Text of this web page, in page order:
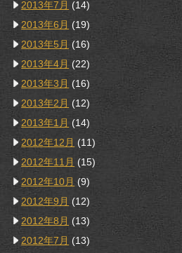
2013年7月 (14)
2013年6月 (19)
2013年5月 (16)
2013年4月 (22)
2013年3月 (16)
2013年2月 (12)
2013年1月 (14)
2012年12月 (11)
2012年11月 (15)
2012年10月 (9)
2012年9月 (12)
2012年8月 (13)
2012年7月 (13)